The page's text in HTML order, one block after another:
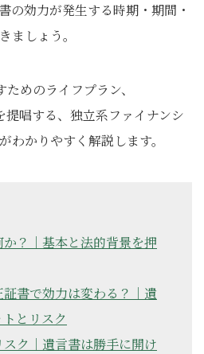
の効力が発生する時期・期間・
ましょう。
めのライフプラン、
提唱する、独立系ファイナンシ
わかりやすく解説します。
？｜基本と法的背景を押
書で効力は変わる？｜遺
とリスク
ク｜遺言書は勝手に開け